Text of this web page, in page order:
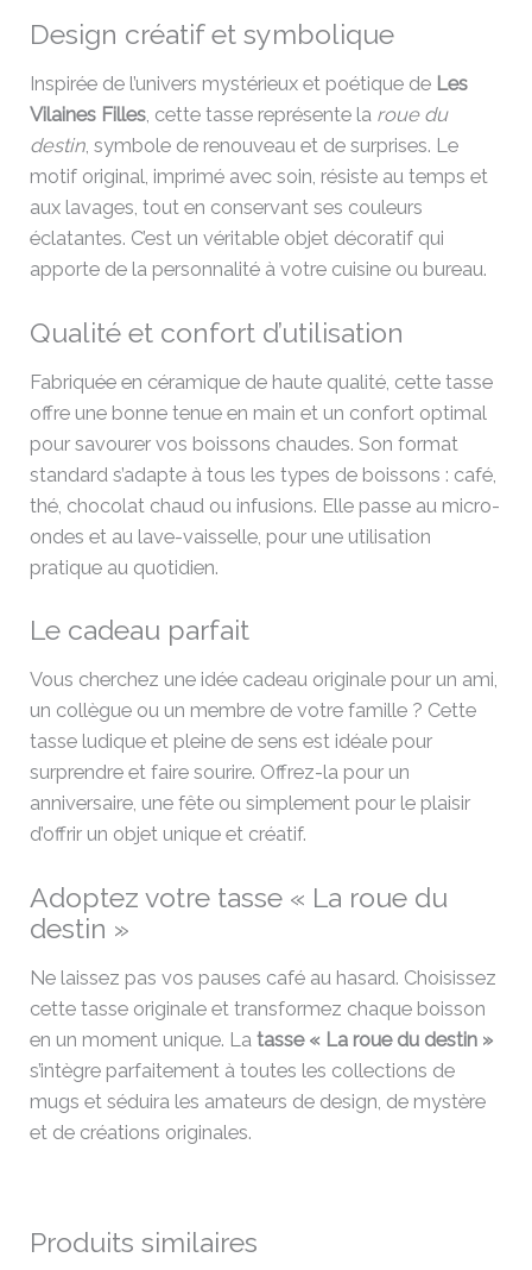
Design créatif et symbolique
Inspirée de l’univers mystérieux et poétique de Les
Vilaines Filles, cette tasse représente la roue du
destin, symbole de renouveau et de surprises. Le
motif original, imprimé avec soin, résiste au temps et
aux lavages, tout en conservant ses couleurs
éclatantes. C’est un véritable objet décoratif qui
apporte de la personnalité à votre cuisine ou bureau.
Qualité et confort d’utilisation
Fabriquée en céramique de haute qualité, cette tasse
offre une bonne tenue en main et un confort optimal
pour savourer vos boissons chaudes. Son format
standard s’adapte à tous les types de boissons : café,
thé, chocolat chaud ou infusions. Elle passe au micro-
ondes et au lave-vaisselle, pour une utilisation
pratique au quotidien.
Le cadeau parfait
Vous cherchez une idée cadeau originale pour un ami,
un collègue ou un membre de votre famille ? Cette
tasse ludique et pleine de sens est idéale pour
surprendre et faire sourire. Offrez-la pour un
anniversaire, une fête ou simplement pour le plaisir
d’offrir un objet unique et créatif.
Adoptez votre tasse « La roue du
destin »
Ne laissez pas vos pauses café au hasard. Choisissez
cette tasse originale et transformez chaque boisson
en un moment unique. Latasse « La roue du destin »
s’intègre parfaitement à toutes les collections de
mugs et séduira les amateurs de design, de mystère
et de créations originales.
Produits similaires